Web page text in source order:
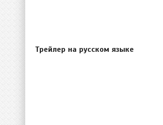
Трейлер на русском языке